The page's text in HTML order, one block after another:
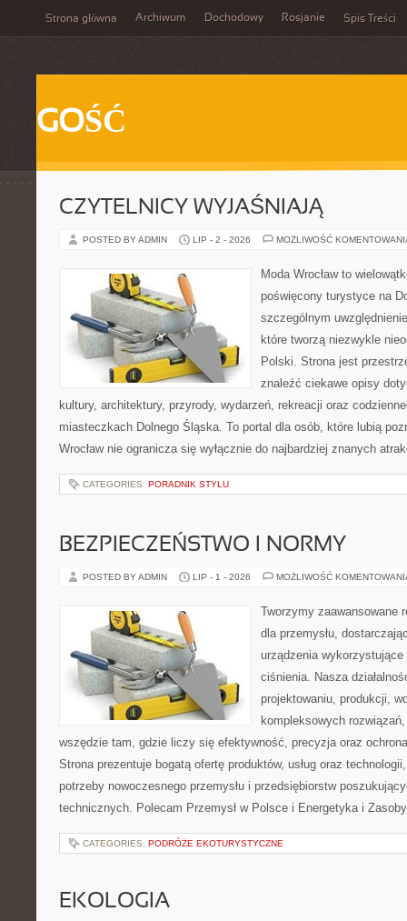
Strona główna Archiwum Dochodowy Rosjanie Spis Treści
GOŚĆ
CZYTELNICY WYJAŚNIAJĄ
POSTED BY ADMIN LIP - 2 - 2026 MOŻLIWOŚĆ
Moda Wrocław to
poświęcony turystyce na
szczególnym
które tworzą niezwykle
Polski. Strona jest
znaleźć ciekawe opisy
kultury, architektury, przyrody, wydarzeń, rekreacji oraz
miasteczkach Dolnego Śląska. To portal dla osób, które lubią
Wrocław nie ogranicza się wyłącznie do najbardziej znanych
CATEGORIES: PORADNIK STYLU
BEZPIECZEŃSTWO I NORMY
POSTED BY ADMIN LIP - 1 - 2026 MOŻLIWOŚĆ
Tworzymy zaawansowane
dla przemysłu,
urządzenia
ciśnienia. Nasza
projektowaniu, produkcji,
kompleksowych
wszędzie tam, gdzie liczy się efektywność, precyzja oraz
Strona prezentuje bogatą ofertę produktów, usług oraz
potrzeby nowoczesnego przemysłu i przedsiębiorstw
technicznych. Polecam Przemysł w Polsce i Energetyka i
CATEGORIES: PODRÓŻE EKOTURYSTYCZNE
EKOLOGIA